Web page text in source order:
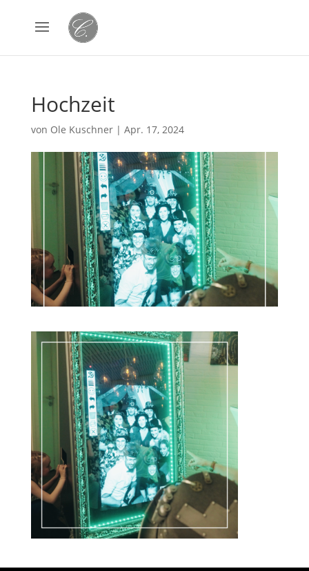
Hochzeit
von Ole Kuschner| Apr. 17, 2024